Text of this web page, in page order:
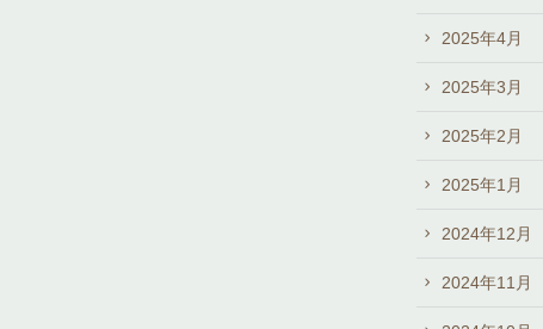
2025年4月
2025年3月
2025年2月
2025年1月
2024年12月
2024年11月